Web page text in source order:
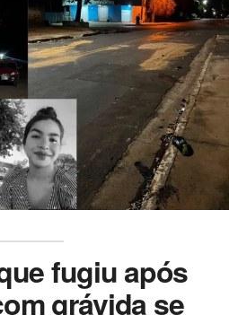
fugiu após
grávida se